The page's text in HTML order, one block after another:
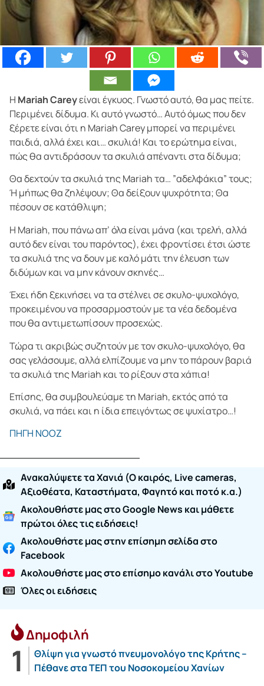
Η Mariah Careyείναι έγκυος. Γνωστό αυτό, θα μας πείτε.
Περιμένει δίδυμα. Κι αυτό γνωστό… Αυτό όμως που δεν
ξέρετε είναι ότι η Mariah Carey μπορεί να περιμένει
παιδιά, αλλά έχει και… σκυλιά! Και το ερώτημα είναι,
πώς θα αντιδράσουν τα σκυλιά απέναντι στα δίδυμα;
Θα δεχτούν τα σκυλιά της Mariah τα… ”αδελφάκια” τους;
Ή μήπως θα ζηλέψουν; Θα δείξουν ψυχρότητα; Θα
πέσουν σε κατάθλιψη;
Η Mariah, που πάνω απ’ όλα είναι μάνα (και τρελή, αλλά
αυτό δεν είναι του παρόντος), έχει φροντίσει έτσι ώστε
τα σκυλιά της να δουν με καλό μάτι την έλευση των
διδύμων και να μην κάνουν σκηνές…
Έχει ήδη ξεκινήσει να τα στέλνει σε σκυλο-ψυχολόγο,
προκειμένου να προσαρμοστούν με τα νέα δεδομένα
που θα αντιμετωπίσουν προσεχώς.
Τώρα τι ακριβώς συζητούν με τον σκυλο-ψυχολόγο, θα
σας γελάσουμε, αλλά ελπίζουμε να μην το πάρουν βαριά
τα σκυλιά της Mariah και το ρίξουν στα χάπια!
Επίσης, θα συμβουλεύαμε τη Mariah, εκτός από τα
σκυλιά, να πάει και η ίδια επειγόντως σε ψυχίατρο…!
ΠΗΓΗ ΝΟΟΖ
Ανακαλύψετε τα Χανιά (O καιρός, Live cameras,
Αξιοθέατα, Καταστήματα, Φαγητό και ποτό κ.α.)
Ακολουθήστε μας στο Google News και μάθετε
πρώτοι όλες τις ειδήσεις!
Ακολουθήστε μας στην επίσημη σελίδα στο
Facebook
Ακολουθήστε μας στο επίσημο κανάλι στο Youtube
Όλες οι ειδήσεις
Δημοφιλή
Θλίψη για γνωστό πνευμονολόγο της Κρήτης –
Πέθανε στα ΤΕΠ του Νοσοκομείου Χανίων